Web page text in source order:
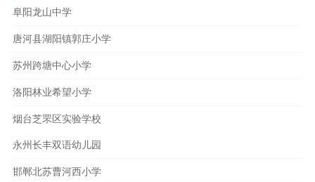
阜阳龙山中学
唐河县湖阳镇郭庄小学
苏州跨塘中心小学
洛阳林业希望小学
烟台芝罘区实验学校
永州长丰双语幼儿园
邯郸北苏曹河西小学